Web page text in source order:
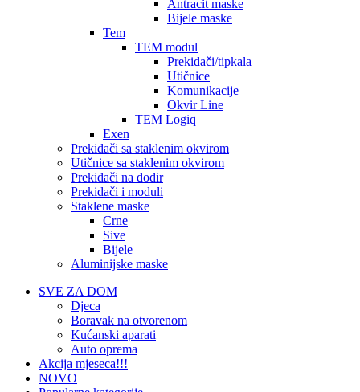
Antracit maske
Bijele maske
Tem
TEM modul
Prekidači/tipkala
Utičnice
Komunikacije
Okvir Line
TEM Logiq
Exen
Prekidači sa staklenim okvirom
Utičnice sa staklenim okvirom
Prekidači na dodir
Prekidači i moduli
Staklene maske
Crne
Sive
Bijele
Aluminijske maske
SVE ZA DOM
Djeca
Boravak na otvorenom
Kućanski aparati
Auto oprema
Akcija mjeseca!!!
NOVO